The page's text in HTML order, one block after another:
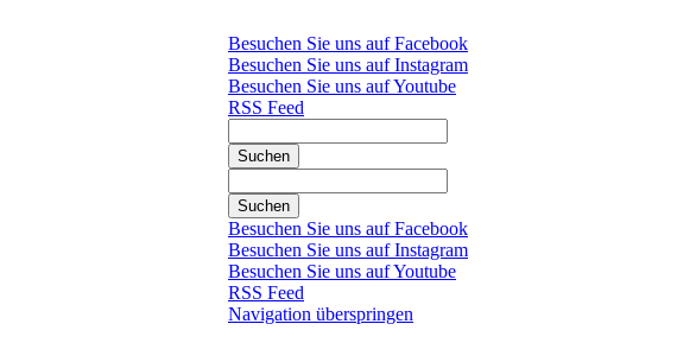
Besuchen Sie uns auf Facebook
Besuchen Sie uns auf Instagram
Besuchen Sie uns auf Youtube
RSS Feed
Suchen
Suchen
Besuchen Sie uns auf Facebook
Besuchen Sie uns auf Instagram
Besuchen Sie uns auf Youtube
RSS Feed
Navigation überspringen